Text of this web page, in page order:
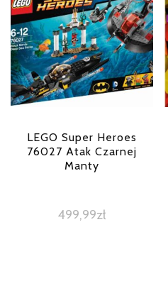
LEGO Super Heroes
76027 Atak Czarnej
Manty
499,99zł